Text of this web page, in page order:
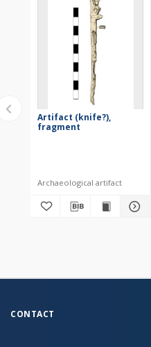
Artifact (knife?),
fragment
Archaeological artifact
CONTACT